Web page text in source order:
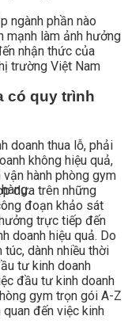
ngành phần nào
mạnh làm ảnh hưởng
nhận thức của
trường Việt Nam
có quy trình
doanh thua lỗ, phải
không hiệu quả,
hành phòng gym
dựa trên những
đoạn khảo sát
trực tiếp đến
doanh hiệu quả. Do
dành nhiều thời
tư kinh doanh
đầu tư kinh doanh
gym trọn gói A-Z
đến việc kinh